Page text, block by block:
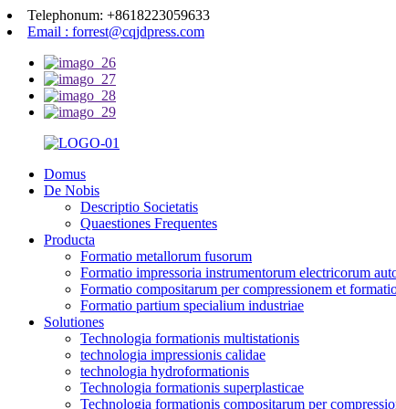
Telephonum: +8618223059633
Email : forrest@cqjdpress.com
Domus
De Nobis
Descriptio Societatis
Quaestiones Frequentes
Producta
Formatio metallorum fusorum
Formatio impressoria instrumentorum electricorum
Formatio compositarum per compressionem et
Formatio partium specialium industriae
Solutiones
Technologia formationis multistationis
technologia impressionis calidae
technologia hydroformationis
Technologia formationis superplasticae
Technologia formationis compositarum per